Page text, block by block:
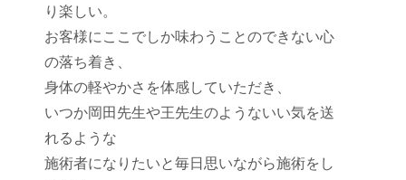
り楽しい。
お客様にここでしか味わうことのできない心
の落ち着き、
身体の軽やかさを体感していただき、
いつか岡田先生や王先生のようないい気を送
れるような
施術者になりたいと毎日思いながら施術をし